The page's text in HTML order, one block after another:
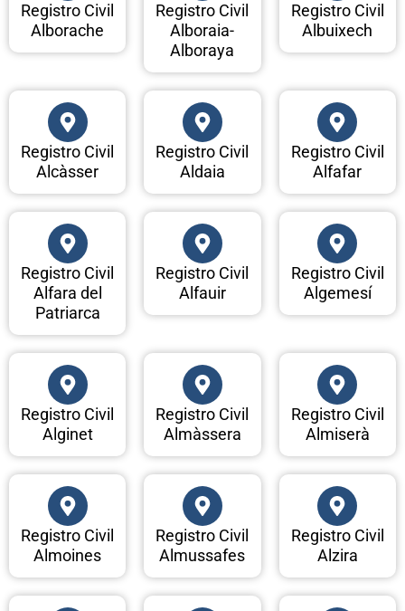
Registro Civil
Alborache
Registro Civil
Alboraia-
Alboraya
Registro Civil
Albuixech
Registro Civil
Alcàsser
Registro Civil
Aldaia
Registro Civil
Alfafar
Registro Civil
Alfara del
Patriarca
Registro Civil
Alfauir
Registro Civil
Algemesí
Registro Civil
Alginet
Registro Civil
Almàssera
Registro Civil
Almiserà
Registro Civil
Almoines
Registro Civil
Almussafes
Registro Civil
Alzira